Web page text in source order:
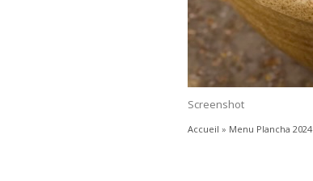
Screenshot
Accueil » Menu Plancha 2024